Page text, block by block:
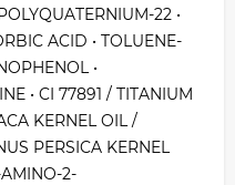
22 •
ACID • TOLUENE-
•
• CI 77891 / TITANIUM
KERNEL OIL /
PERSICA KERNEL
2-